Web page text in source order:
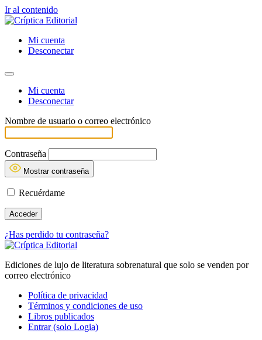
Ir al contenido
Mi cuenta
Desconectar
Mi cuenta
Desconectar
Nombre de usuario o correo electrónico
Contraseña
Mostrar contraseña
Recuérdame
¿Has perdido tu contraseña?
Ediciones de lujo de literatura sobrenatural que solo se venden por
correo electrónico
Política de privacidad
Términos y condiciones de uso
Libros publicados
Entrar (solo Logia)